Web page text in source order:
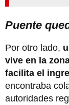
Puente
Por otro lado,
vive en la
facilita el
encontraba
autoridades